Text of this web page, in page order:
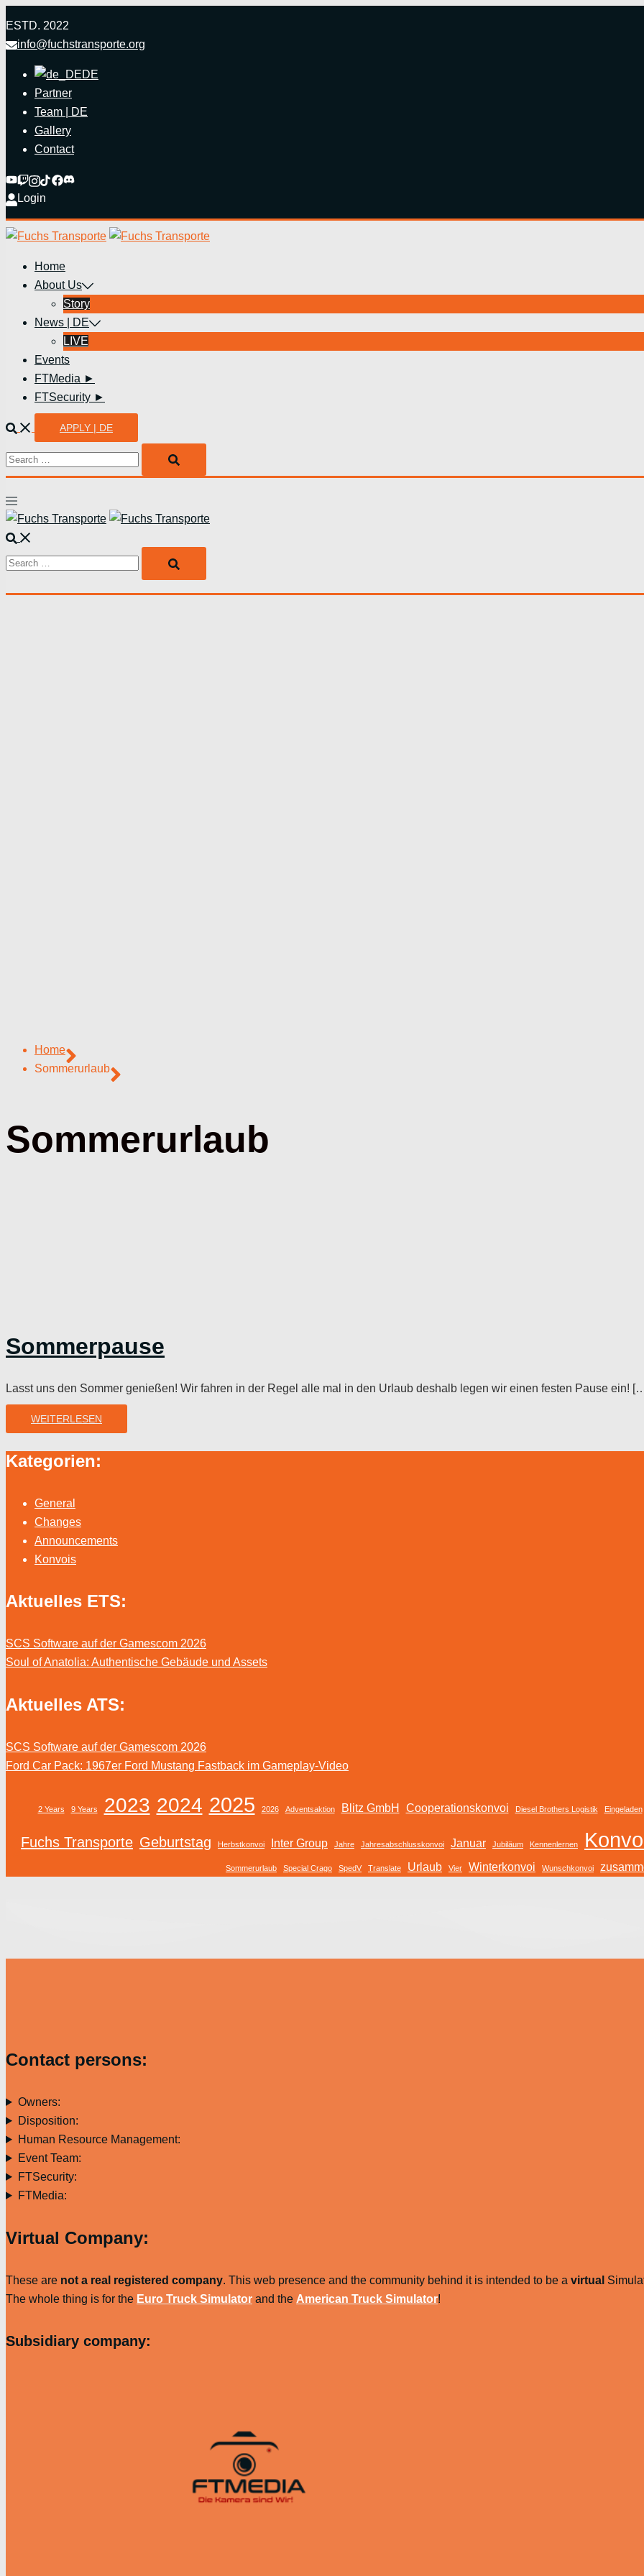
Inhalt
springen
ESTD. 2022
info@fuchstransporte.org
DE
Partner
Team | DE
Gallery
Contact
Login
Home
About Us
Story
News | DE
LIVE
Events
FTMedia ►
FTSecurity ►
Suche APPLY | DE
Search…
Menü
umschalten
Suche
Search…
Home
Sommerurlaub
Sommerurlaub
Sommerpause
Lasst uns den Sommer genießen! Wir fahren in der Regel alle mal in den Urlaub deshalb legen wir einen festen Pause ein!
WEITERLESEN
Kategorien:
General
Changes
Announcements
Konvois
Aktuelles ETS:
SCS Software auf der Gamescom 2026
Soul of Anatolia: Authentische Gebäude und Assets
Aktuelles ATS:
SCS Software auf der Gamescom 2026
Ford Car Pack: 1967er Ford Mustang Fastback im Gameplay-Video
2 Years 9 Years 2023 2024 2025 2026 Adventsaktion Blitz GmbH Cooperationskonvoi Diesel Brothers Logistik Eingeladen
Fuchs Transporte Geburtstag Herbstkonvoi Inter Group Jahre Jahresabschlusskonvoi Januar Jubiläum Kennenlernen
Sommerurlaub Special Crago SpedV Translate Urlaub Vier Winterkonvoi Wunschkonvoi
Contact persons:
Owners:
Disposition:
Human Resource Management:
Event Team:
FTSecurity:
FTMedia:
Virtual Company:
These are not a real registered company. This web presence and the community behind it is intended to be a virtual
The whole thing is for the Euro Truck Simulator and the American Truck Simulator!
Subsidiary company: